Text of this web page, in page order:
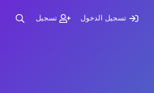
تسجيل الدخول تسجيل